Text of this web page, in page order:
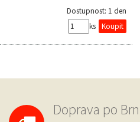
Dostupnost: 1 den
ks
Doprava po